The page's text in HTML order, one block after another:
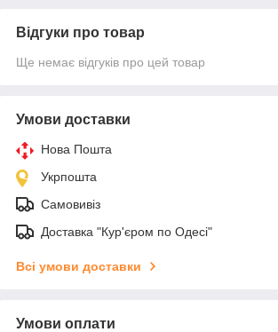
Відгуки про товар
Ще немає відгуків про цей товар
Умови доставки
Нова Пошта
Укрпошта
Самовивіз
Доставка "Кур'єром по Одесі"
Всі умови доставки
Умови оплати